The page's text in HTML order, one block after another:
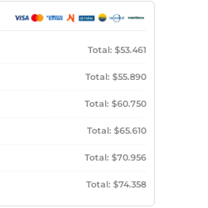
Total: $53.461
Total: $55.890
Total: $60.750
Total: $65.610
Total: $70.956
Total: $74.358